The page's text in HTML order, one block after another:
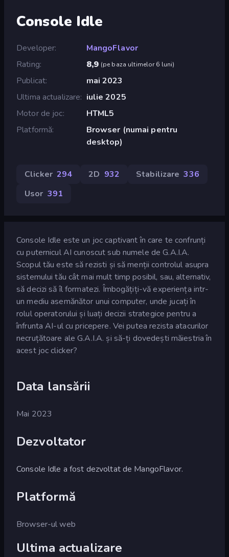
Console Idle
Developer
MangoFlavor
Rating
8,9 (pe baza ultimelor 6 luni)
Publicat
mai 2023
Ultima actualizare
iulie 2025
Motor de joc
HTML5
Platformă
Browser (numai pentru
desktop)
Clicker 294 2D 932 Stabilizare 336
Usor 391
Console Idle este un joc captivant în care te confrunți
cu puternicul AI cunoscut sub numele de G.A.I.A.
Scopul tău este să rezisti și să menții controlul asupra
sistemului tău cât mai mult timp posibil, sau, alternativ,
să decizi să îl formatezi. Îmbogățiți-vă experiența intr-
un mediu asemănător unui computer, unde jucați în
rolul operatorului și luați decizii strategice pentru a
înfrunta AI-ul cu pricepere. Vei putea rezista atacurilor
necruțătoare ale G.A.I.A. și să-ți dovedești măiestria în
acest joc clicker?
Data lansării
Mai 2023
Dezvoltator
Console Idle a fost dezvoltat de MangoFlavor.
Platformă
Browser-ul web
Ultima actualizare